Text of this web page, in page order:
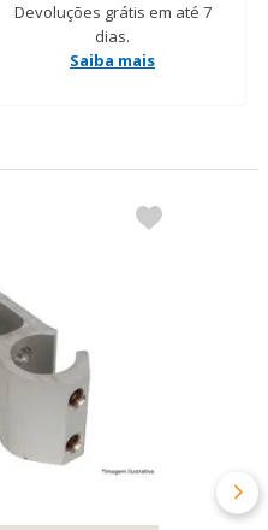
Devoluções grátis em até 7
dias.
Saiba mais